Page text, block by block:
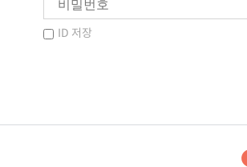
ID 저장